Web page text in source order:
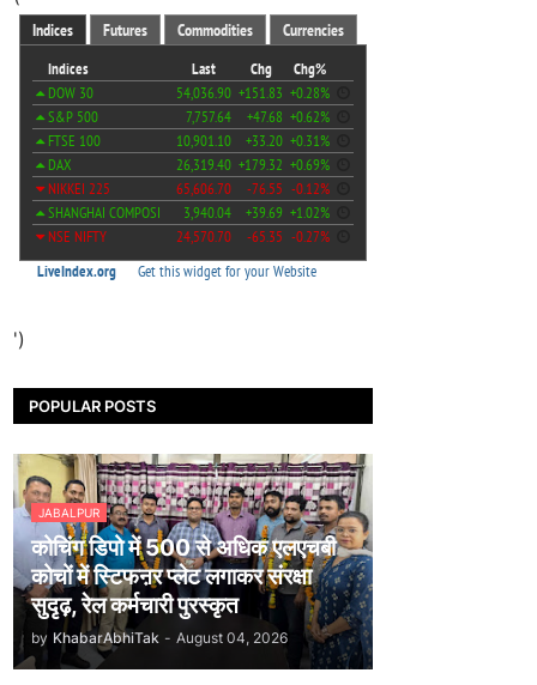
')
POPULAR POSTS
JABALPUR
कोचिंग डिपो में 500 से अधिक एलएचबी
कोचों में स्टिफऩर प्लेट लगाकर संरक्षा
सुदृढ़, रेल कर्मचारी पुरस्कृत
by KhabarAbhiTak - August 04, 2026